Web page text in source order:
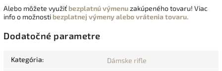
Alebo môžete využiť bezplatnú výmenuzakúpeného tovaru! Viac
info o možnosti bezplatnej výmeny alebo vrátenia tovaru.
Dodatočné parametre
Kategória: Dámske rifle